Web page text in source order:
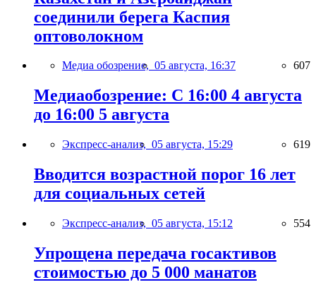
соединили берега Каспия
оптоволокном
Медиа обозрение, 05 августа, 16:37 607
Медиаобозрение: С 16:00 4 августа
до 16:00 5 августа
Экспресс-анализ, 05 августа, 15:29 619
Вводится возрастной порог 16 лет
для социальных сетей
Экспресс-анализ, 05 августа, 15:12 554
Упрощена передача госактивов
стоимостью до 5 000 манатов